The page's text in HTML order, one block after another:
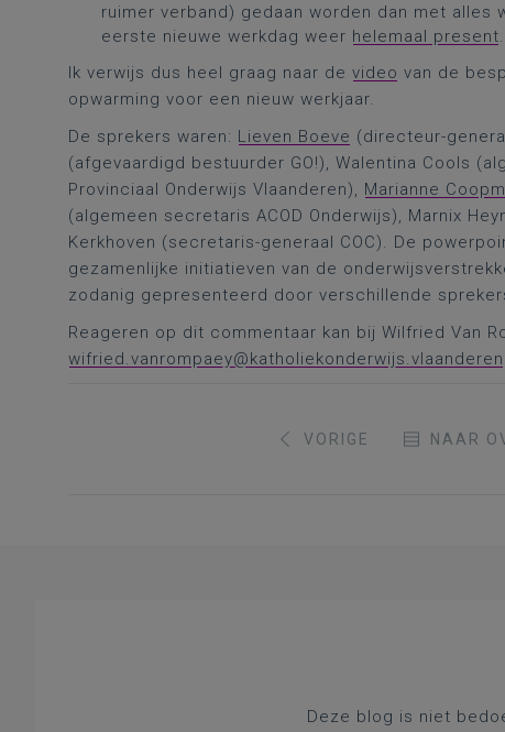
ruimer verband) gedaan worden dan met alles
eerste nieuwe werkdag weer helemaal present.
Ik verwijs dus heel graag naar de video van de
opwarming voor een nieuw werkjaar.
De sprekers waren: Lieven Boeve (directeur-
(afgevaardigd bestuurder GO!), Walentina Cools
Provinciaal Onderwijs Vlaanderen), Marianne
(algemeen secretaris ACOD Onderwijs), Marnix
Kerkhoven (secretaris-generaal COC). De
gezamenlijke initiatieven van de
zodanig gepresenteerd door verschillende
Reageren op dit commentaar kan bij Wilfried Van
wifried.vanrompaey@katholiekonderwijs.vlaanderen
VORIGE NAAR
Deze blog is niet